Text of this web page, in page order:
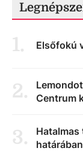
1. Elsőfokú
2.
Centrum
3.
Hatalmas